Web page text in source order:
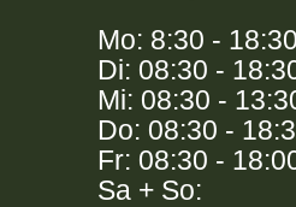
Mo: 8:30 - 18:30
Di: 08:30 -
Mi: 08:30 -
Do: 08:30 -
Fr: 08:30 -
Sa + So: